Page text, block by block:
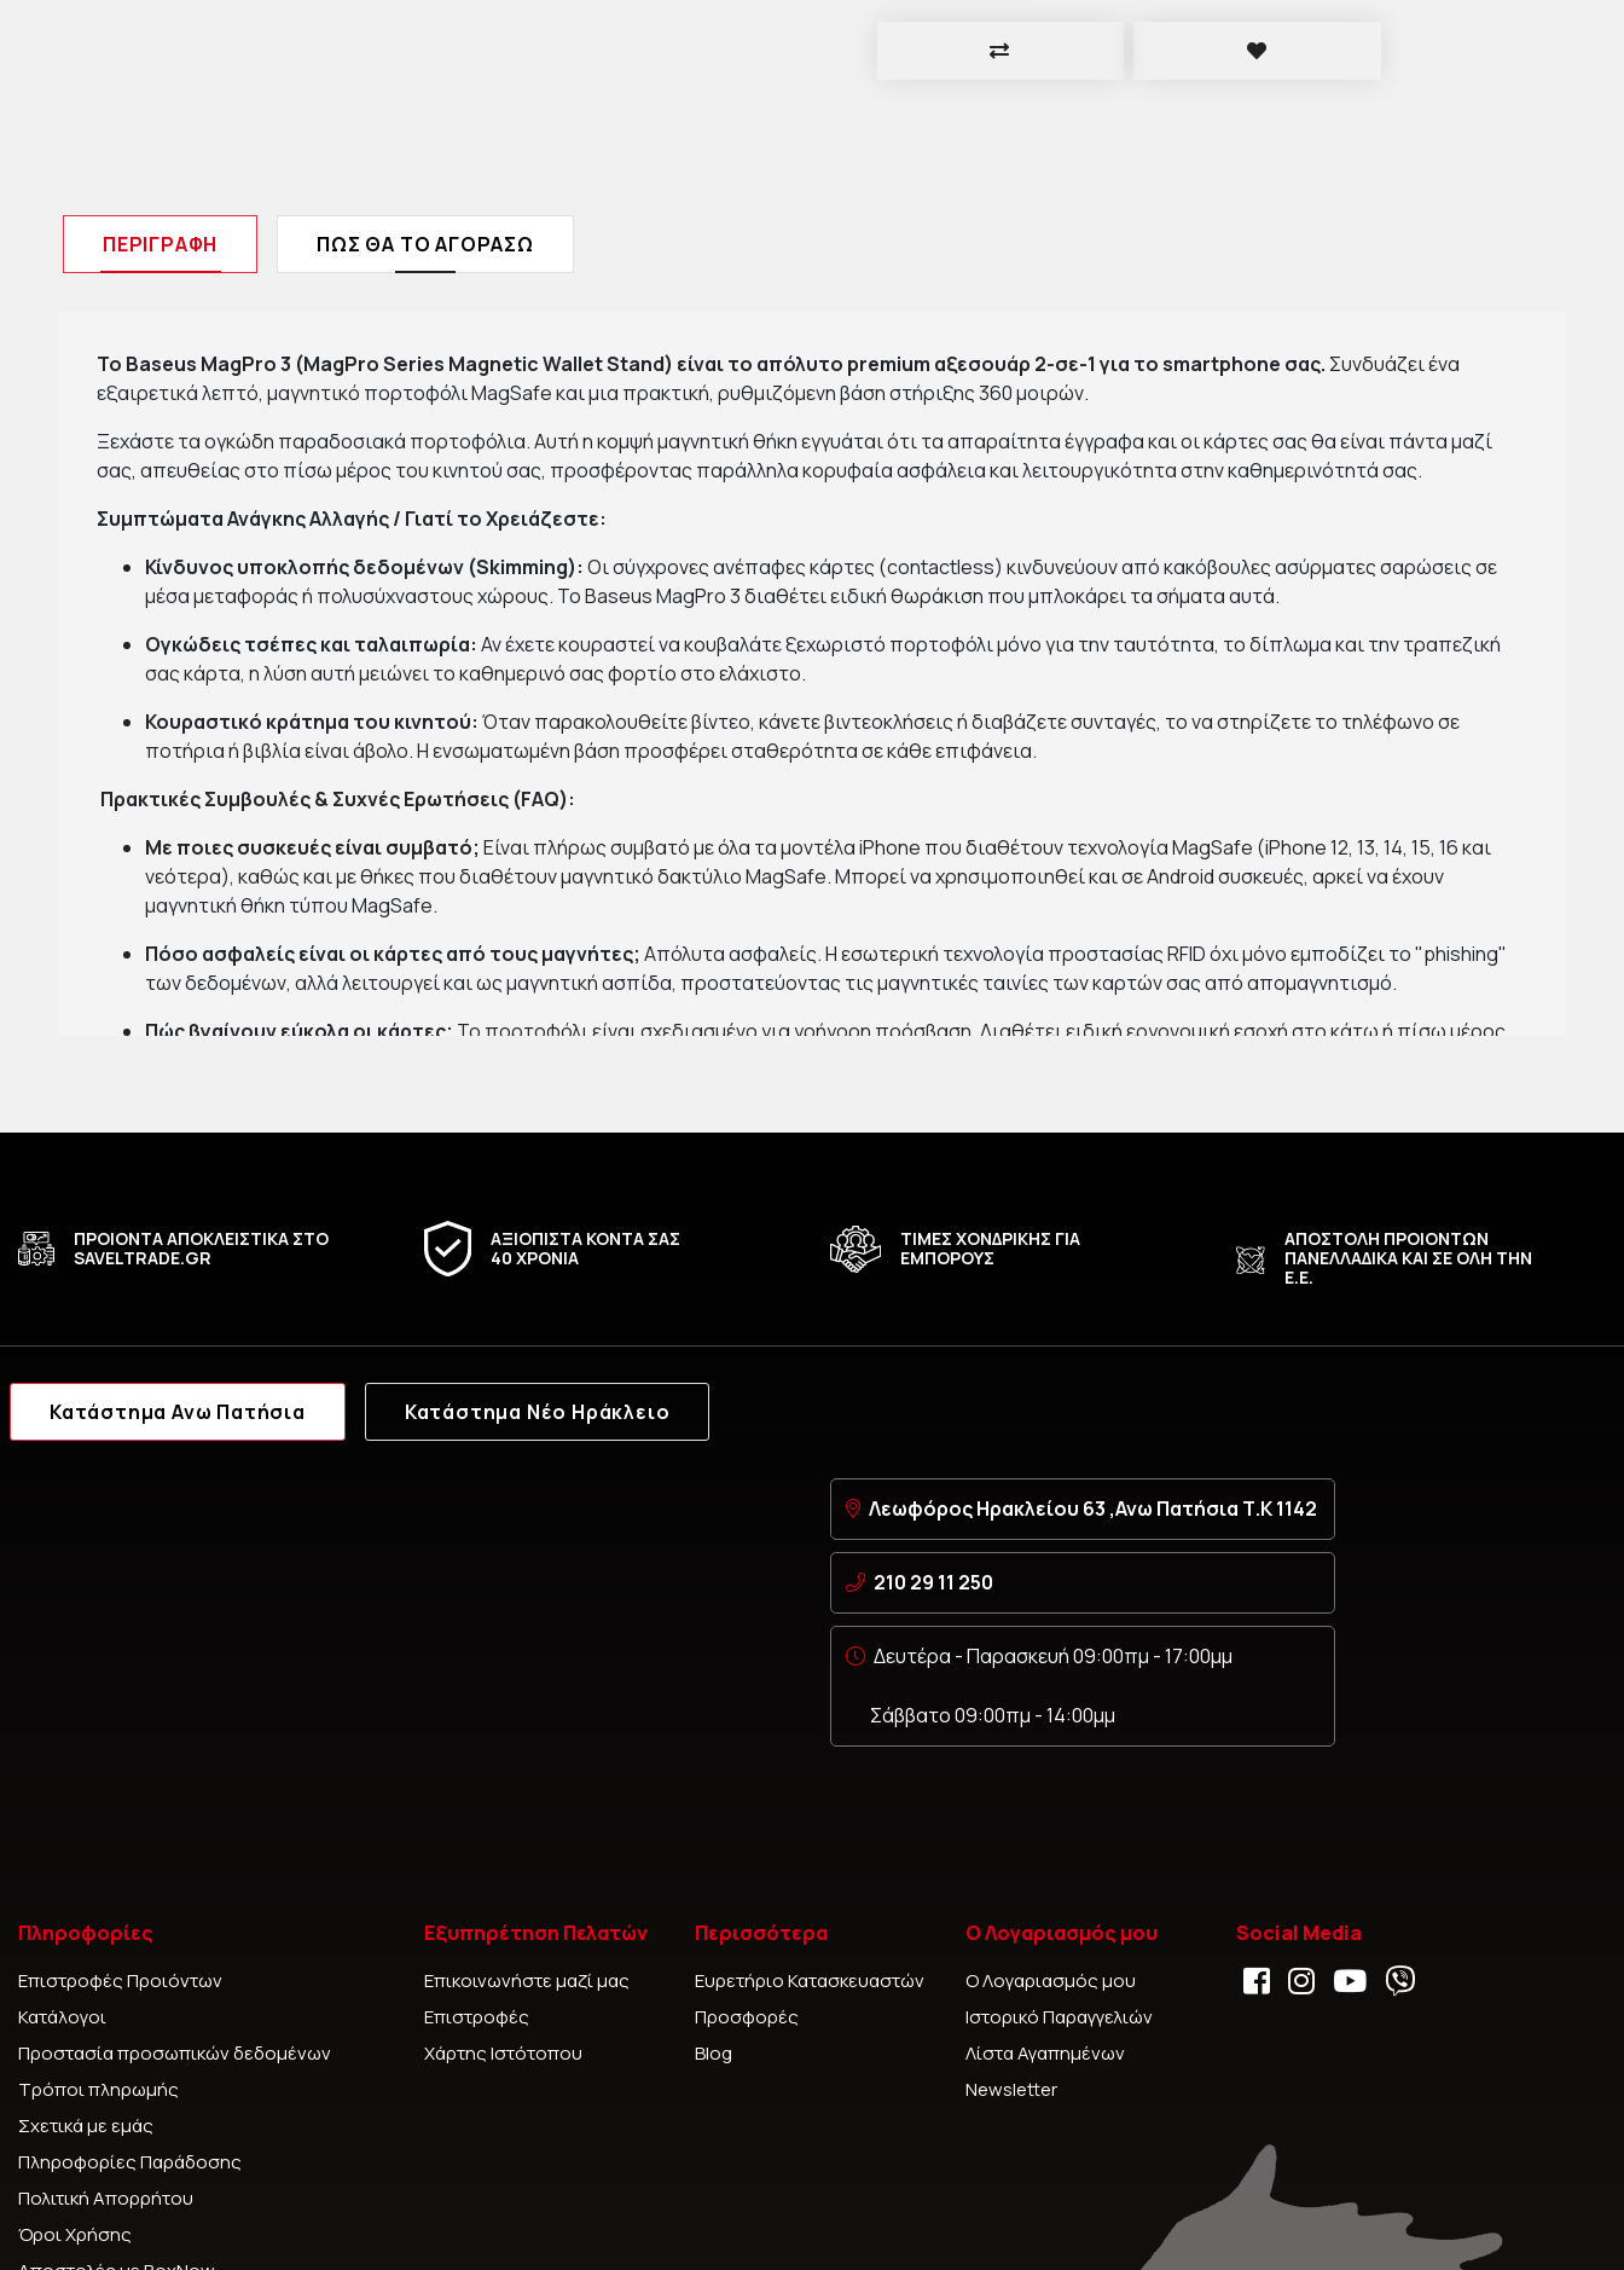
ΠΕΡΙΓΡΑΦΉ ΠΩΣ ΘΑ ΤΟ ΑΓΟΡΑΣΩ
Το Baseus MagPro 3 (MagPro Series Magnetic Wallet Stand) είναι το απόλυτο premium αξεσουάρ 2-σε-1 για το smartphone σας. Συνδυάζει ένα
εξαιρετικά λεπτό, μαγνητικό πορτοφόλι MagSafe και μια πρακτική, ρυθμιζόμενη βάση στήριξης 360 μοιρών.
Ξεχάστε τα ογκώδη παραδοσιακά πορτοφόλια. Αυτή η κομψή μαγνητική θήκη εγγυάται ότι τα απαραίτητα έγγραφα και οι κάρτες σας θα είναι πάντα μαζί
σας, απευθείας στο πίσω μέρος του κινητού σας, προσφέροντας παράλληλα κορυφαία ασφάλεια και λειτουργικότητα στην καθημερινότητά σας.
Συμπτώματα Ανάγκης Αλλαγής / Γιατί το Χρειάζεστε:
Κίνδυνος υποκλοπής δεδομένων (Skimming): Οι σύγχρονες ανέπαφες κάρτες (contactless) κινδυνεύουν από κακόβουλες ασύρματες σαρώσεις σε
μέσα μεταφοράς ή πολυσύχναστους χώρους. Το Baseus MagPro 3 διαθέτει ειδική θωράκιση που μπλοκάρει τα σήματα αυτά.
Ογκώδεις τσέπες και ταλαιπωρία: Αν έχετε κουραστεί να κουβαλάτε ξεχωριστό πορτοφόλι μόνο για την ταυτότητα, το δίπλωμα και την τραπεζική
σας κάρτα, η λύση αυτή μειώνει το καθημερινό σας φορτίο στο ελάχιστο.
Κουραστικό κράτημα του κινητού: Όταν παρακολουθείτε βίντεο, κάνετε βιντεοκλήσεις ή διαβάζετε συνταγές, το να στηρίζετε το τηλέφωνο σε
ποτήρια ή βιβλία είναι άβολο. Η ενσωματωμένη βάση προσφέρει σταθερότητα σε κάθε επιφάνεια.
Πρακτικές Συμβουλές & Συχνές Ερωτήσεις (FAQ):
Με ποιες συσκευές είναι συμβατό; Είναι πλήρως συμβατό με όλα τα μοντέλα iPhone που διαθέτουν τεχνολογία MagSafe (iPhone 12, 13, 14, 15, 16 και
νεότερα), καθώς και με θήκες που διαθέτουν μαγνητικό δακτύλιο MagSafe. Μπορεί να χρησιμοποιηθεί και σε Android συσκευές, αρκεί να έχουν
μαγνητική θήκη τύπου MagSafe.
Πόσο ασφαλείς είναι οι κάρτες από τους μαγνήτες; Απόλυτα ασφαλείς. Η εσωτερική τεχνολογία προστασίας RFID όχι μόνο εμποδίζει το "phishing"
των δεδομένων, αλλά λειτουργεί και ως μαγνητική ασπίδα, προστατεύοντας τις μαγνητικές ταινίες των καρτών σας από απομαγνητισμό.
Πώς βγαίνουν εύκολα οι κάρτες; Το πορτοφόλι είναι σχεδιασμένο για γρήγορη πρόσβαση. Διαθέτει ειδική εργονομική εσοχή στο κάτω ή πίσω μέρος,
σε κάθετη διάταξη (Portrait) για scrolling και TikTok, όσο και σε οριζόντια (Landscape) για ταινίες και YouTube.
Κωδικός Προϊόντος (SKU):
KF2357068
Υλικά Κατασκευής:Υψηλής ποιότητας συνθετικό δέρμα PU (ανθεκτικό σε γρατζουνιές και φθορές) και στιβαρό πλαίσιο από κράμα αλουμινίου.
Βάρος: Μόλις 60 γραμμάρια, ιδανικό για να μην προσθέτει βάρος στη συσκευή.
ΠΡΟΙΟΝΤΑ ΑΠΟΚΛΕΙΣΤΙΚΑ ΣΤΟ
SAVELTRADE.GR
ΑΞΙΟΠΙΣΤΑ ΚΟΝΤΑ ΣΑΣ
40 ΧΡΟΝΙΑ
ΤΙΜΕΣ ΧΟΝΔΡΙΚΗΣ ΓΙΑ
ΕΜΠΟΡΟΥΣ
ΑΠΟΣΤΟΛΗ ΠΡΟΙΟΝΤΩΝ
ΠΑΝΕΛΛΑΔΙΚΑ ΚΑΙ ΣΕ ΟΛΗ ΤΗΝ
Ε.Ε.
Κατάστημα Ανω Πατήσια Κατάστημα Νέο Ηράκλειο
Λεωφόρος Ηρακλείου 63 ,Ανω Πατήσια Τ.Κ 1142
210 29 11 250
Δευτέρα - Παρασκευή 09:00πμ - 17:00μμ
Σάββατο 09:00πμ - 14:00μμ
Πληροφορίες
Επιστροφές Προιόντων
Κατάλογοι
Προστασία προσωπικών δεδομένων
Τρόποι πληρωμής
Σχετικά με εμάς
Πληροφορίες Παράδοσης
Πολιτική Απορρήτου
Όροι Χρήσης
Εξυπηρέτηση Πελατών
Επικοινωνήστε μαζί μας
Επιστροφές
Χάρτης Ιστότοπου
Περισσότερα
Ευρετήριο Κατασκευαστών
Προσφορές
Blog
Ο Λογαριασμός μου
Ο Λογαριασμός μου
Ιστορικό Παραγγελιών
Λίστα Αγαπημένων
Newsletter
Social Media